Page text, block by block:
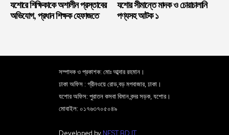
যশোরে শিক্ষিকাকে অশালীন প্রস্তাবের
অভিযোগ, প্রধান শিক্ষক হেফাজতে
যশোর সীমান্তে মাদক ও চোরাচালানি
পণ্যসহ আটক ১
সম্পাদক ও প্রকাশক: মোঃ আব্দার রহমান।
ঢাকা অফিস : গ্রীনওয়ে রোড,বড় মগবাজার, ঢাকা।
যশোর অফিস: পুরাতন কসবা বিমান বন্দর সড়ক, যশোর।
মোবাইল: ০১৭৬৩৭০৫০৪৯
Developed by NEST BD IT.